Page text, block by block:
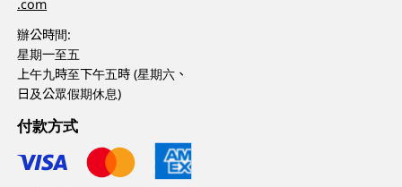
.com
辦公時間:
星期一至五
上午九時至下午五時 (星期六、
日及公眾假期休息)
付款方式